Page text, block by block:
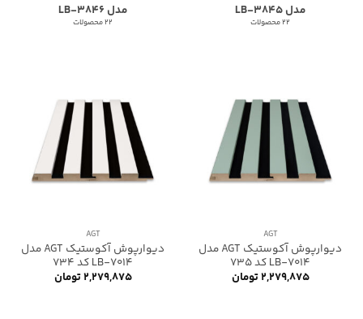
مدل LB-3845
22 محصولات
مدل LB-3846
22 محصولات
AGT
دیوارپوش آکوستیک AGT مدل
LB-7014 کد 735
۲,۲۷۹,۸۷۵تومان
AGT
دیوارپوش آکوستیک AGT مدل
LB-7014 کد 734
۲,۲۷۹,۸۷۵تومان